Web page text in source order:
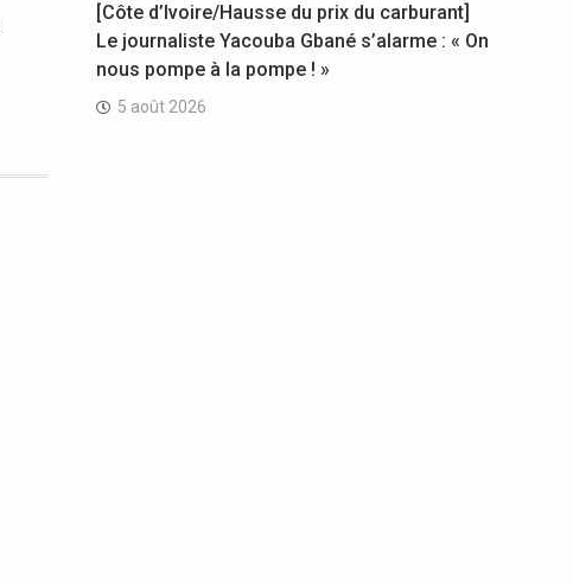
[Côte d’Ivoire/Hausse du prix du carburant]
Le journaliste Yacouba Gbané s’alarme : « On
nous pompe à la pompe ! »
5 août 2026